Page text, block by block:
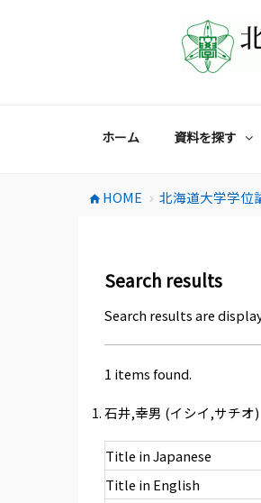
ホーム 資料を探す
home HOME chevron_right 北海道大学学位
Search results
Search results are
1 items found.
石井,幸男 (イシイ,サチオ)
Title in Japanese
Title in English